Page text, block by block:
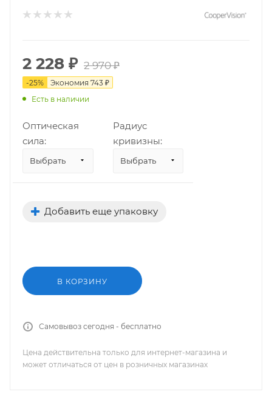
2 228 ₽ 2 970₽
-25% Экономия 743 ₽
Есть в наличии
Оптическая
сила:
Выбрать
Радиус
кривизны:
Выбрать
Добавить еще упаковку
В КОРЗИНУ
Самовывоз сегодня - бесплатно
Цена действительна только для интернет-магазина и
может отличаться от цен в розничных магазинах